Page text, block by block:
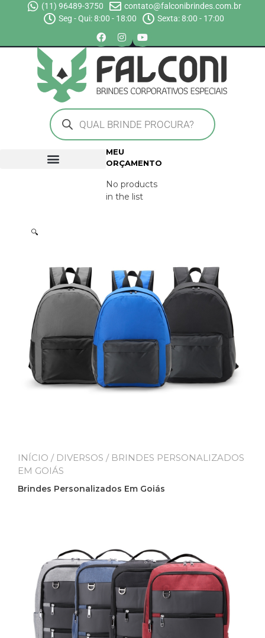
(11) 96489-3750
contato@falconibrindes.com.br
Seg - Qui: 8:00 - 18:00
Sexta: 8:00 - 17:00
MEU
ORÇAMENTO
No products
in the list
🔍
INÍCIO / DIVERSOS / BRINDES PERSONALIZADOS
EM GOIÁS
Brindes Personalizados Em Goiás